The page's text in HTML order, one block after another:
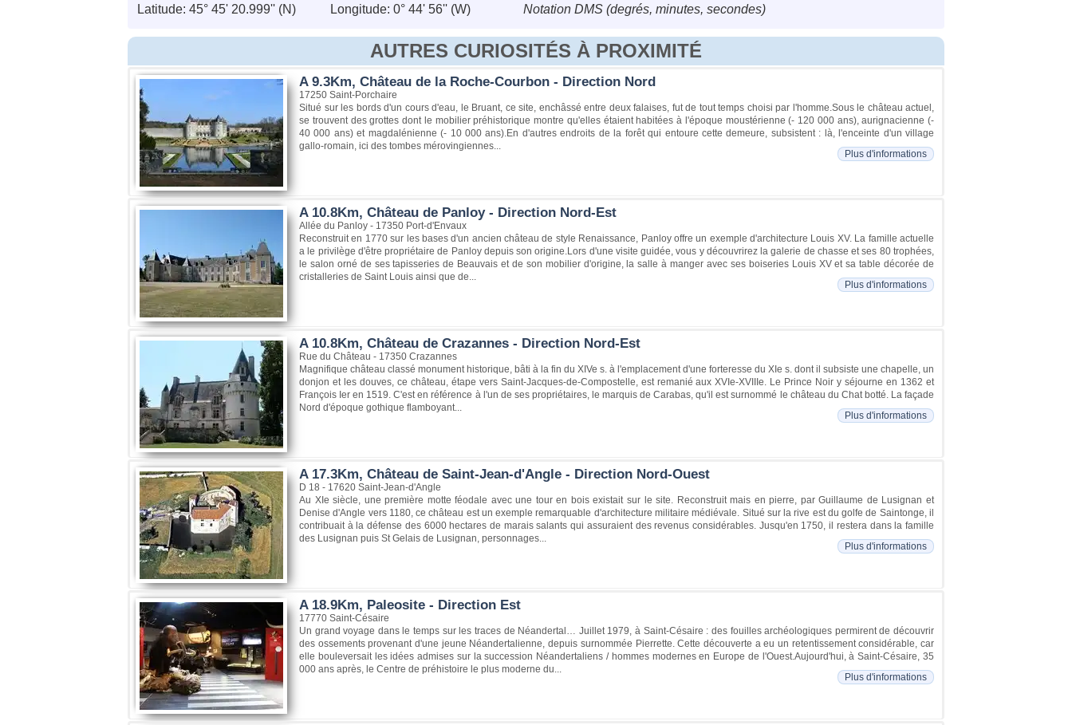
Latitude: 45° 45' 20.999'' (N)
Longitude: 0° 44' 56'' (W) Notation DMS (degrés, minutes, secondes)
AUTRES CURIOSITÉS À PROXIMITÉ
A 9.3Km, Château de la Roche-Courbon - Direction Nord
17250 Saint-Porchaire
Situé sur les bords d'un cours d'eau, le Bruant, ce site, enchâssé entre deux falaises, fut de tout temps choisi par l'homme.Sous le château actuel,
se trouvent des grottes dont le mobilier préhistorique montre qu'elles étaient habitées à l'époque moustérienne (- 120 000 ans), aurignacienne (-
40 000 ans) et magdalénienne (- 10 000 ans).En d'autres endroits de la forêt qui entoure cette demeure, subsistent : là, l'enceinte d'un village
gallo-romain, ici des tombes mérovingiennes...
Plus d'informations
A 10.8Km, Château de Panloy - Direction Nord-Est
Allée du Panloy - 17350 Port-d'Envaux
Reconstruit en 1770 sur les bases d'un ancien château de style Renaissance, Panloy offre un exemple d'architecture Louis XV. La famille actuelle
a le privilège d'être propriétaire de Panloy depuis son origine.Lors d'une visite guidée, vous y découvrirez la galerie de chasse et ses 80 trophées,
le salon orné de ses tapisseries de Beauvais et de son mobilier d'origine, la salle à manger avec ses boiseries Louis XV et sa table décorée de
cristalleries de Saint Louis ainsi que de...
Plus d'informations
A 10.8Km, Château de Crazannes - Direction Nord-Est
Rue du Château - 17350 Crazannes
Magnifique château classé monument historique, bâti à la fin du XIVe s. à l'emplacement d'une forteresse du XIe s. dont il subsiste une chapelle, un
donjon et les douves, ce château, étape vers Saint-Jacques-de-Compostelle, est remanié aux XVIe-XVIIIe. Le Prince Noir y séjourne en 1362 et
François Ier en 1519. C'est en référence à l'un de ses propriétaires, le marquis de Carabas, qu'il est surnommé le château du Chat botté. La façade
Nord d'époque gothique flamboyant...
Plus d'informations
A 17.3Km, Château de Saint-Jean-d'Angle - Direction Nord-Ouest
D 18 - 17620 Saint-Jean-d'Angle
Au XIe siècle, une première motte féodale avec une tour en bois existait sur le site. Reconstruit mais en pierre, par Guillaume de Lusignan et
Denise d'Angle vers 1180, ce château est un exemple remarquable d'architecture militaire médiévale. Situé sur la rive est du golfe de Saintonge, il
contribuait à la défense des 6000 hectares de marais salants qui assuraient des revenus considérables. Jusqu'en 1750, il restera dans la famille
des Lusignan puis St Gelais de Lusignan, personnages...
Plus d'informations
A 18.9Km, Paleosite - Direction Est
17770 Saint-Césaire
Un grand voyage dans le temps sur les traces de Néandertal… Juillet 1979, à Saint-Césaire : des fouilles archéologiques permirent de découvrir
des ossements provenant d'une jeune Néandertalienne, depuis surnommée Pierrette. Cette découverte a eu un retentissement considérable, car
elle bouleversait les idées admises sur la succession Néandertaliens / hommes modernes en Europe de l'Ouest.Aujourd'hui, à Saint-Césaire, 35
000 ans après, le Centre de préhistoire le plus moderne du...
Plus d'informations